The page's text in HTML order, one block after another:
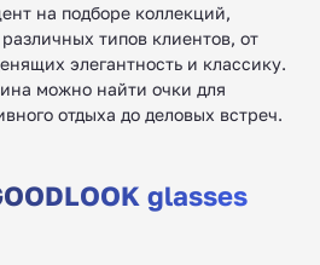
на подборе коллекций,
типов клиентов, от
элегантность и классику.
можно найти очки для
отдыха до деловых встреч.
glasses